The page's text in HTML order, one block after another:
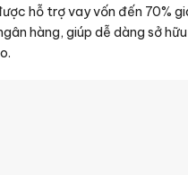
hỗ trợ vay vốn đến 70%
hàng, giúp dễ dàng sở